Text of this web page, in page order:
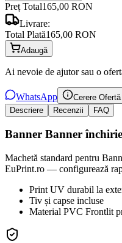
Preț Total165,00 RON
Livrare:
Total Plată165,00 RON
Adaugă
Ai nevoie de ajutor sau o
WhatsApp
Cerere Ofertă
Descriere
Recenzii FAQ
Banner Banner
Machetă standard pentru
EuPrint.ro — configurează
Print UV durabil la
Tiv și capse incluse
Material PVC Frontlit